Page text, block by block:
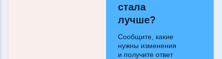
стала
лучше?
Сообщите, какие
нужны изменения
и получите ответ